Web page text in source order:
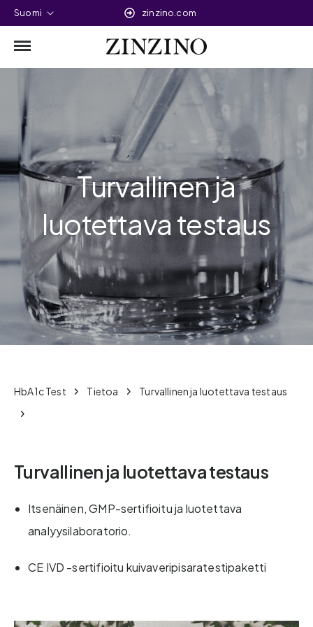
Suomi zinzino.com
Turvallinen ja
luotettava testaus
HbA1c Test Tietoa Turvallinen ja luotettava testaus
Turvallinen ja luotettava testaus
Itsenäinen, GMP-sertifioitu ja luotettava
analyysilaboratorio.
CE IVD -sertifioitu kuivaveripisaratestipaketti